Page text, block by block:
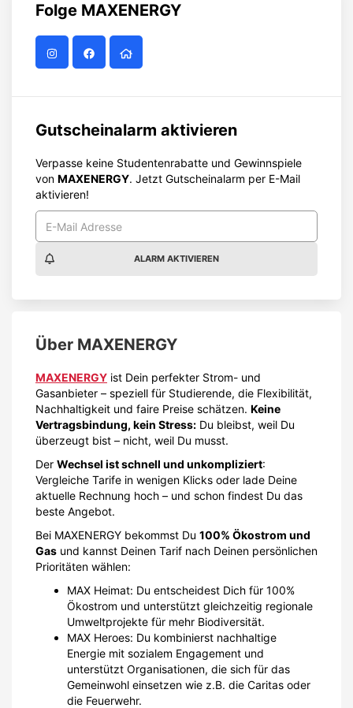
Folge MAXENERGY
Gutscheinalarm aktivieren
Verpasse keine Studentenrabatte und Gewinnspiele
von MAXENERGY. Jetzt Gutscheinalarm per E-Mail
aktivieren!
ALARM AKTIVIEREN
Über MAXENERGY
MAXENERGY ist Dein perfekter Strom- und
Gasanbieter – speziell für Studierende, die Flexibilität,
Nachhaltigkeit und faire Preise schätzen. Keine
Vertragsbindung, kein Stress: Du bleibst, weil Du
überzeugt bist – nicht, weil Du musst.
Der Wechsel ist schnell und unkompliziert:
Vergleiche Tarife in wenigen Klicks oder lade Deine
aktuelle Rechnung hoch – und schon findest Du das
beste Angebot.
Bei MAXENERGY bekommst Du 100% Ökostrom und
Gas und kannst Deinen Tarif nach Deinen persönlichen
Prioritäten wählen:
MAX Heimat: Du entscheidest Dich für 100%
Ökostrom und unterstützt gleichzeitig regionale
Umweltprojekte für mehr Biodiversität.
MAX Heroes: Du kombinierst nachhaltige
Energie mit sozialem Engagement und
unterstützt Organisationen, die sich für das
Gemeinwohl einsetzen wie z.B. die Caritas oder
die Feuerwehr.